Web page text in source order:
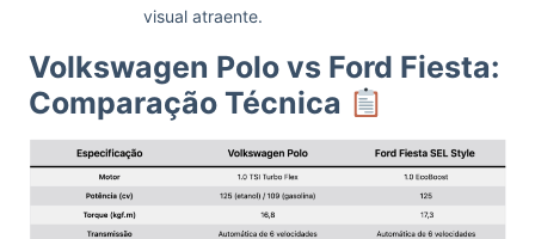
visual atraente.
Volkswagen Polo vs Ford Fiesta:
Comparação Técnica